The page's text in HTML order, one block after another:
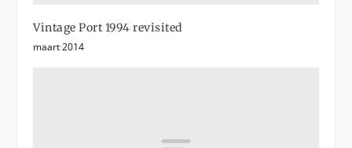
Vintage Port 1994 revisited
maart 2014